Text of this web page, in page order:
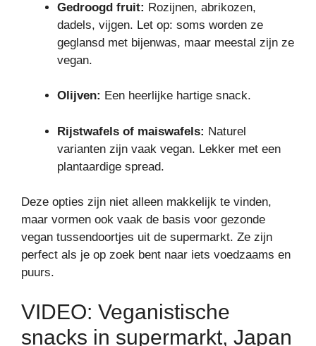
Gedroogd fruit: Rozijnen, abrikozen,
dadels, vijgen. Let op: soms worden ze
geglansd met bijenwas, maar meestal zijn ze
vegan.
Olijven: Een heerlijke hartige snack.
Rijstwafels of maiswafels: Naturel
varianten zijn vaak vegan. Lekker met een
plantaardige spread.
Deze opties zijn niet alleen makkelijk te vinden,
maar vormen ook vaak de basis voor gezonde
vegan tussendoortjes uit de supermarkt. Ze zijn
perfect als je op zoek bent naar iets voedzaams en
puurs.
VIDEO: Veganistische
snacks in supermarkt, Japan